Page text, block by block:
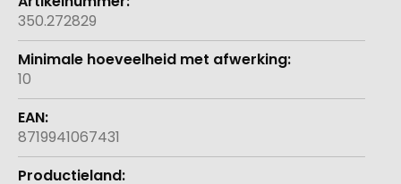
350.272829
10
8719941067431